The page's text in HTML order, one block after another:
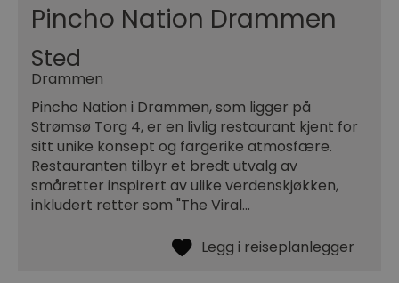
Pincho Nation Drammen
Sted
Drammen
Pincho Nation i Drammen, som ligger på
Strømsø Torg 4, er en livlig restaurant kjent for
sitt unike konsept og fargerike atmosfære.
Restauranten tilbyr et bredt utvalg av
småretter inspirert av ulike verdenskjøkken,
inkludert retter som "The Viral…